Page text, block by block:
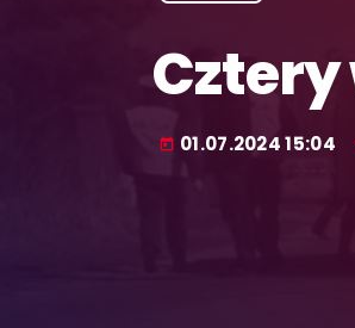
today 01.07.2024 15:04